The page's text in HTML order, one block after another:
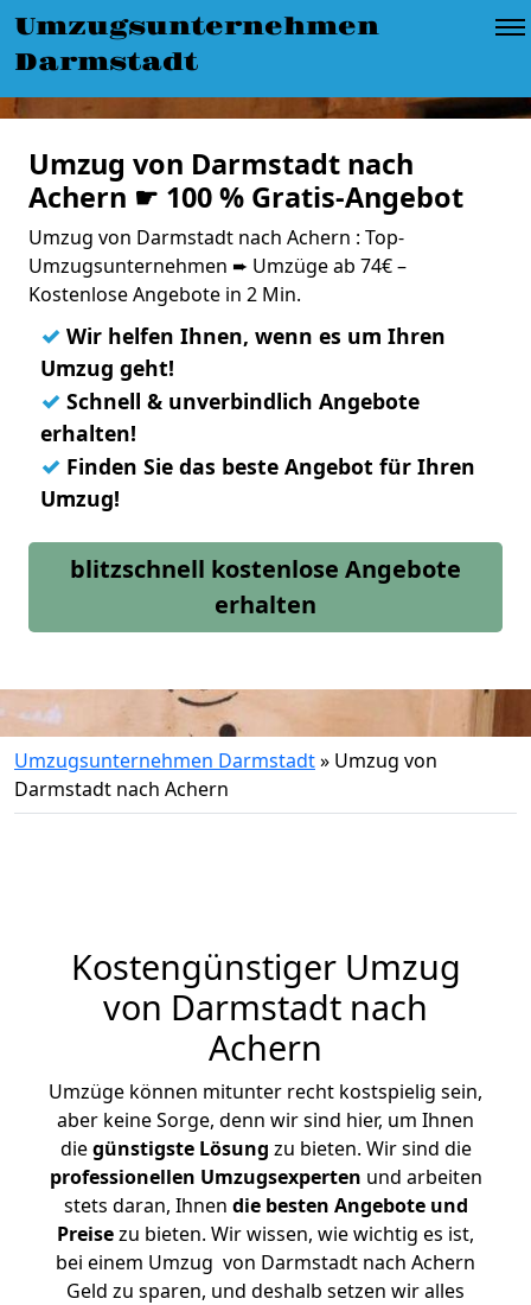
Umzugsunternehmen
Darmstadt
Umzug von Darmstadt nach
Achern ☛ 100 % Gratis-Angebot
Umzug von Darmstadt nach Achern : Top-
Umzugsunternehmen ➨ Umzüge ab 74€ –
Kostenlose Angebote in 2 Min.
✓ Wir helfen Ihnen, wenn es um Ihren
Umzug geht!
✓ Schnell & unverbindlich Angebote
erhalten!
✓ Finden Sie das beste Angebot für Ihren
Umzug!
blitzschnell kostenlose Angebote
erhalten
Umzugsunternehmen Darmstadt» Umzug von
Darmstadt nach Achern
Kostengünstiger Umzug
von Darmstadt nach
Achern
Umzüge können mitunter recht kostspielig sein,
aber keine Sorge, denn wir sind hier, um Ihnen
diegünstigste Lösung zu bieten. Wir sind die
professionellen Umzugsexperten und arbeiten
stets daran, Ihnen die besten Angebote und
Preisezu bieten. Wir wissen, wie wichtig es ist,
bei einem Umzug von Darmstadt nach Achern
Geld zu sparen, und deshalb setzen wir alles